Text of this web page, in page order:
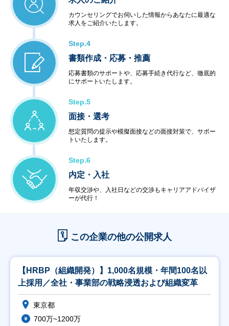
カウンセリングでお伺いした情報からあなたに最適な
求人をご紹介いたします。
Step.4
書類作成・応募・推薦
応募書類のサポートや、応募手続き代行など、徹底的
にサポートいたします。
Step.5
面接・選考
想定質問の提示や模擬面接などの面接対策で、サポー
トいたします。
Step.6
内定・入社
年収交渉や、入社日などの交渉もキャリアアドバイザ
ーが代行！
この企業の他の公開求人
【HRBP（組織開発）】1,000名規模・年間100名以
上採用／全社・事業部の戦略浸透および組織変革
東京都
700万~1200万